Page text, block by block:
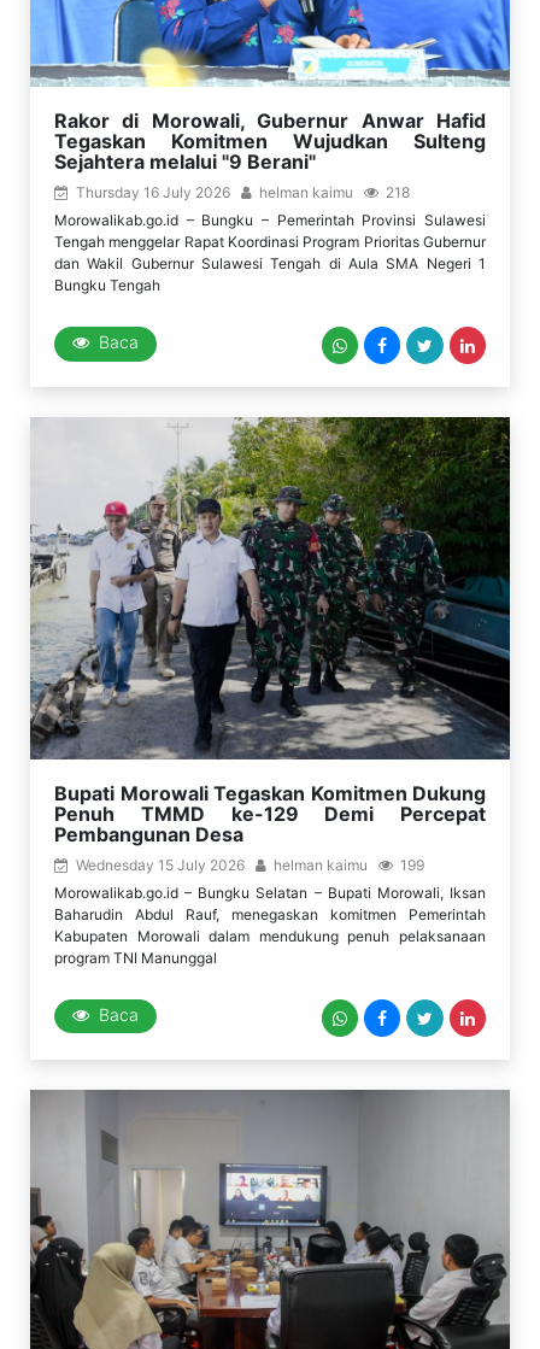
Rakor di Morowali, Gubernur Anwar Hafid
Tegaskan Komitmen Wujudkan Sulteng
Sejahtera melalui "9 Berani"
Thursday 16 July 2026 helman kaimu
218
Morowalikab.go.id – Bungku – Pemerintah Provinsi Sulawesi
Tengah menggelar Rapat Koordinasi Program Prioritas Gubernur
dan Wakil Gubernur Sulawesi Tengah di Aula SMA Negeri 1
Bungku Tengah
Baca
Bupati Morowali Tegaskan Komitmen Dukung
Penuh TMMD ke-129 Demi Percepat
Pembangunan Desa
Wednesday 15 July 2026 helman kaimu
199
Morowalikab.go.id – Bungku Selatan – Bupati Morowali, Iksan
Baharudin Abdul Rauf, menegaskan komitmen Pemerintah
Kabupaten Morowali dalam mendukung penuh pelaksanaan
program TNI Manunggal
Baca